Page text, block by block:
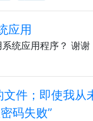
应用
统应用程序？ 谢谢
件；即使我
码失败”